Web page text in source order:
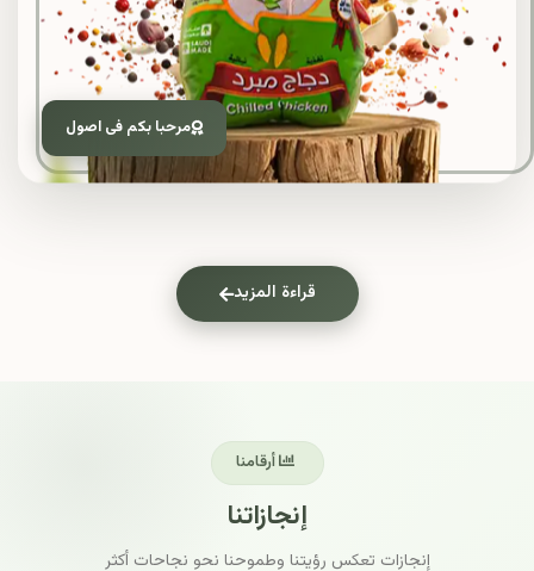
مرحبا بكم فى اصول
قراءة المزيد
أرقامنا
إنجازاتنا
إنجازات تعكس رؤيتنا وطموحنا نحو نجاحات أكثر